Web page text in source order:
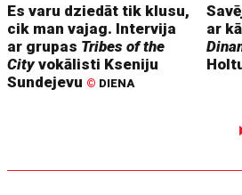
Es varu dziedāt tik klusu,
cik man vajag. Intervija
ar grupas Tribes of the
Cityvokālisti Kseniju
Sundejevu © DIENA
ar